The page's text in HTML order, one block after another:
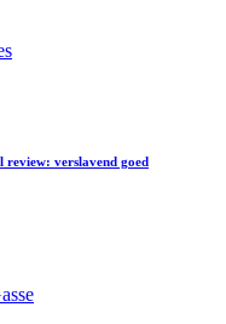
verslavend goed